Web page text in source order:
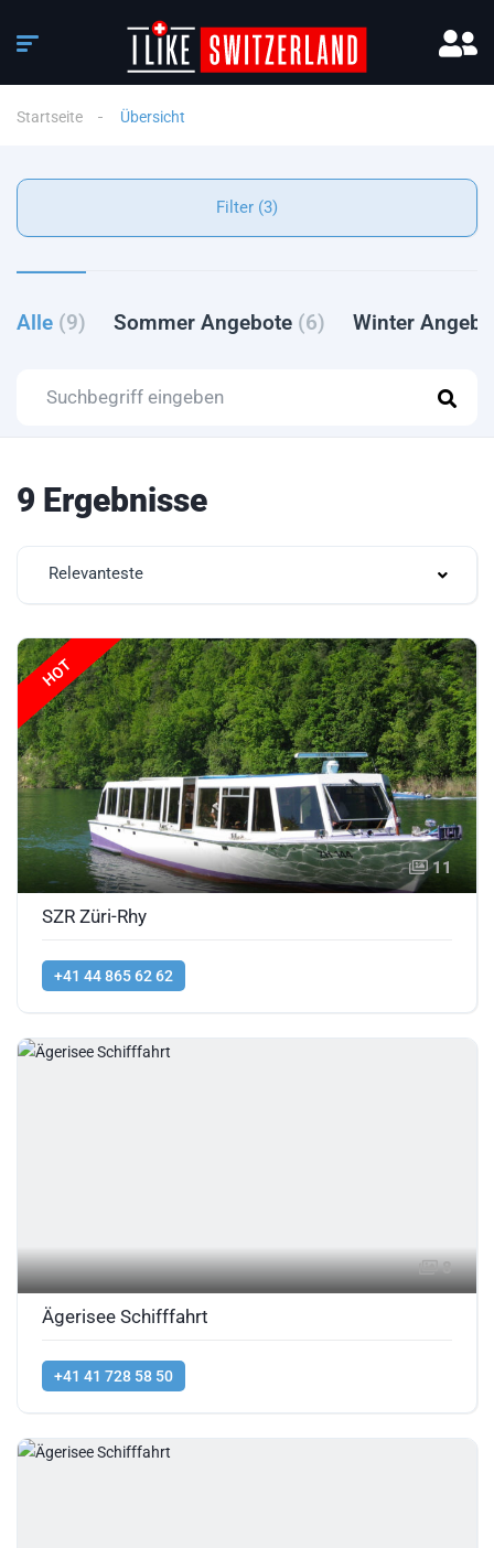
Startseite Übersicht
Filter (3)
Alle (9) Sommer Angebote (6) Winter
9 Ergebnisse
Relevanteste
HOT
11
SZR Züri-Rhy
+41 44 865 62 62
8
Ägerisee Schifffahrt
+41 41 728 58 50